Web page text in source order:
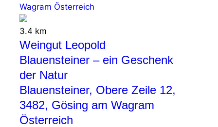
Wagram Österreich
3.4 km
Weingut Leopold
Blauensteiner – ein Geschenk
der Natur
Blauensteiner, Obere Zeile 12,
3482, Gösing am Wagram
Österreich